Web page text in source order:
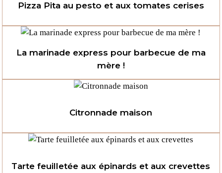
Pizza Pita au pesto et aux tomates cerises
La marinade express pour barbecue de ma
mère !
Citronnade maison
Tarte feuilletée aux épinards et aux crevettes